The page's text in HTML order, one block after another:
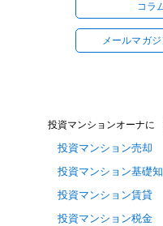
コラ
メールマガ
投資マンションオーナに
投資マンション売却
投資マンション基礎
投資マンション賃貸
投資マンション税金